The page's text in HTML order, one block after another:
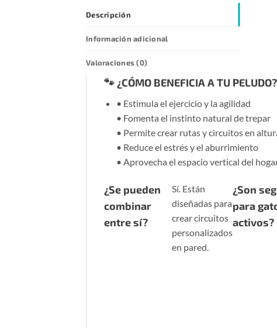
Descripción
Información adicional
Valoraciones (0)
🐾 ¿CÓMO BENEFICIA A TU PELUDO?
• Estimula el ejercicio y la agilidad
• Fomenta el instinto natural de trepar
• Permite crear rutas y circuitos en
• Reduce el estrés y el aburrimiento
• Aprovecha el espacio vertical del
¿Se pueden
combinar
entre sí?
Sí. Están
diseñadas para
crear circuitos
personalizados
en pared.
¿Son
para
activos?